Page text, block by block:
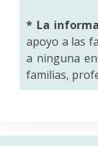
* La
apoyo a las
a ninguna
familias,